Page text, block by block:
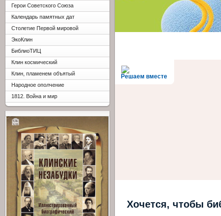
Решаем вместе
Хочется, чтобы
Герои Советского Союза
Календарь памятных дат
Столетие Первой мировой
ЭкоКлин
БиблиоТИЦ
Клин космический
Клин, пламенем объятый
Народное ополчение
1812. Война и мир